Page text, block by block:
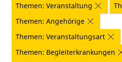
Themen: Veranstaltung
Themen: Angehörige
Themen: Veranstaltungsart
Themen: Begleiterkrankungen